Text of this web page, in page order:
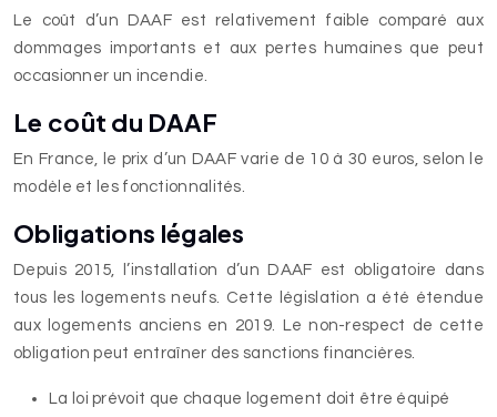
Le coût d’un DAAF est relativement faible comparé aux
dommages importants et aux pertes humaines que peut
occasionner un incendie.
Le coût du DAAF
En France, le prix d’un DAAF varie de 10 à 30 euros, selon le
modèle et les fonctionnalités.
Obligations légales
Depuis 2015, l’installation d’un DAAF est obligatoire dans
tous les logements neufs. Cette législation a été étendue
aux logements anciens en 2019. Le non-respect de cette
obligation peut entraîner des sanctions financières.
La loi prévoit que chaque logement doit être équipé